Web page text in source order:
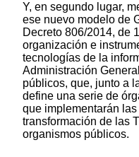
Y, en segundo lugar,
ese nuevo modelo de
Decreto 806/2014, de
organización e
tecnologías de la
Administración
públicos, que, junto a
define una serie de
que implementarán
transformación de las
organismos públicos.